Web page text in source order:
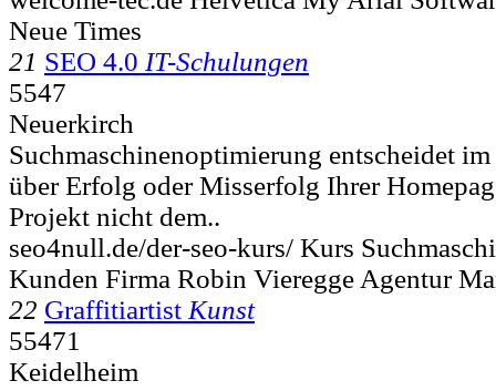
Neue Times
21 SEO 4.0 IT-Schulungen
5547
Neuerkirch
Suchmaschinenoptimierung entscheidet
über Erfolg oder Misserfolg Ihrer
Projekt nicht dem..
seo4null.de/der-seo-kurs/ Kurs
Kunden Firma Robin Vieregge Agentur
22 Graffitiartist Kunst
55471
Keidelheim